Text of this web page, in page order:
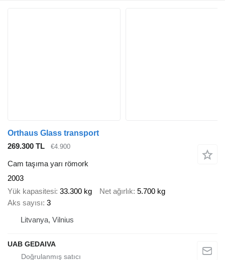
Orthaus Glass transport
269.300 TL
€4.900
Cam taşıma yarı römork
2003
Yük kapasitesi 33.300 kg Net ağırlık 5.700 kg
Aks sayısı 3
Litvanya, Vilnius
UAB GEDAIVA